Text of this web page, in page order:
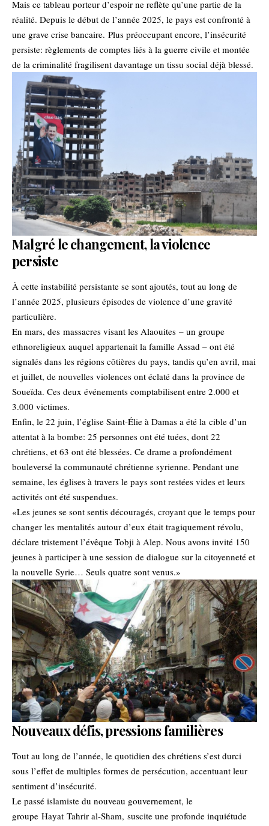
Mais ce tableau porteur d’espoir ne reflète qu’une partie de la
réalité. Depuis le début de l’année 2025, le pays est confronté à
une grave crise bancaire. Plus préoccupant encore, l’insécurité
persiste: règlements de comptes liés à la guerre civile et montée
de la criminalité fragilisent davantage un tissu social déjà blessé.
Malgré le changement, la violence
persiste
À cette instabilité persistante se sont ajoutés, tout au long de
l’année 2025, plusieurs épisodes de violence d’une gravité
particulière.
En mars, des massacres visant les Alaouites – un groupe
ethnoreligieux auquel appartenait la famille Assad – ont été
signalés dans les régions côtières du pays, tandis qu’en avril, mai
et juillet, de nouvelles violences ont éclaté dans la province de
Soueïda. Ces deux événements comptabilisent entre 2.000 et
3.000 victimes.
Enfin, le 22 juin, l’église Saint-Élie à Damas a été la cible d’un
attentat à la bombe: 25 personnes ont été tuées, dont 22
chrétiens, et 63 ont été blessées. Ce drame a profondément
bouleversé la communauté chrétienne syrienne. Pendant une
semaine, les églises à travers le pays sont restées vides et leurs
activités ont été suspendues.
«Les jeunes se sont sentis découragés, croyant que le temps pour
changer les mentalités autour d’eux était tragiquement révolu,
déclare tristement l’évêque Tobji à Alep. Nous avons invité 150
jeunes à participer à une session de dialogue sur la citoyenneté et
la nouvelle Syrie… Seuls quatre sont venus.»
Nouveaux défis, pressions familières
Tout au long de l’année, le quotidien des chrétiens s’est durci
sous l’effet de multiples formes de persécution, accentuant leur
sentiment d’insécurité.
Le passé islamiste du nouveau gouvernement, le
groupe Hayat Tahrir al-Sham, suscite une profonde inquiétude